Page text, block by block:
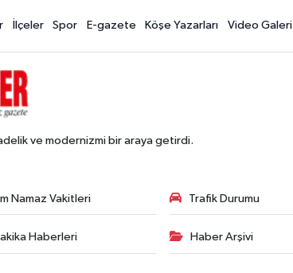
İlçeler Spor E-gazete Köşe Yazarları Video Galeri
ve modernizmi bir araya getirdi.
Namaz Vakitleri Trafik Durumu
Haberleri Haber Arşivi